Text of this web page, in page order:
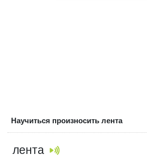
Научиться произносить лента
лента